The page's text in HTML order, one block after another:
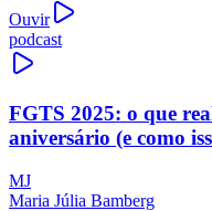
Ouvir
podcast
FGTS 2025: o que
aniversário (e como
MJ
Maria Júlia Bamberg